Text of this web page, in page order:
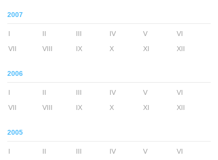
2007
I II III IV V
VI
VII
VIII IX X XI XII
2006
I II III IV V
VI
VII
VIII IX X XI XII
2005
I II III IV V
VI